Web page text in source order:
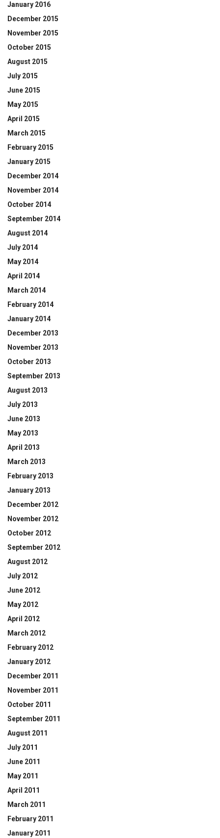
January 2016
December 2015
November 2015
October 2015
August 2015
July 2015
June 2015
May 2015
April 2015
March 2015
February 2015
January 2015
December 2014
November 2014
October 2014
September 2014
August 2014
July 2014
May 2014
April 2014
March 2014
February 2014
January 2014
December 2013
November 2013
October 2013
September 2013
August 2013
July 2013
June 2013
May 2013
April 2013
March 2013
February 2013
January 2013
December 2012
November 2012
October 2012
September 2012
August 2012
July 2012
June 2012
May 2012
April 2012
March 2012
February 2012
January 2012
December 2011
November 2011
October 2011
September 2011
August 2011
July 2011
June 2011
May 2011
April 2011
March 2011
February 2011
January 2011